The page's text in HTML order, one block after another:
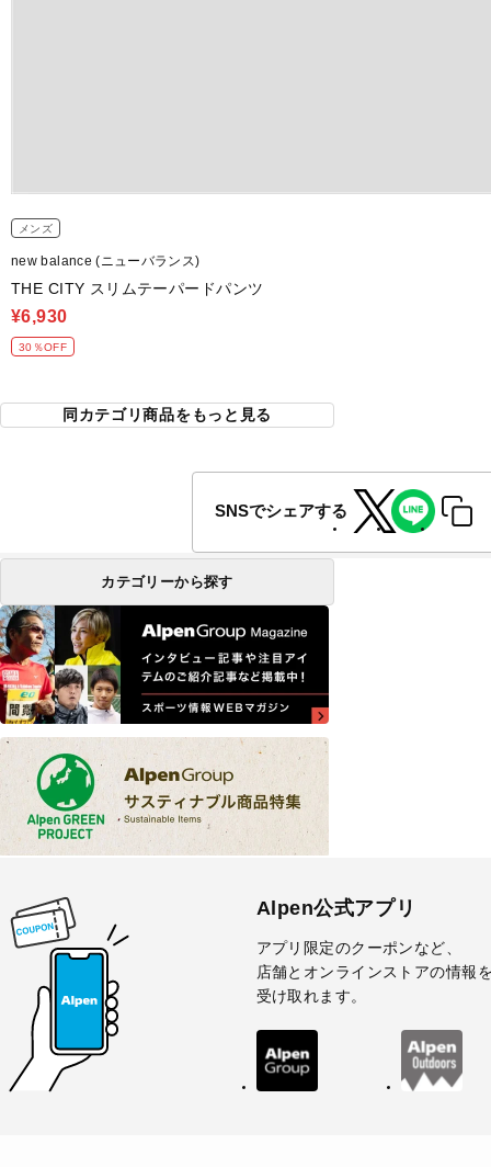
メンズ
new balance (ニューバランス)
THE CITY スリムテーパードパンツ
¥6,930
30％OFF
同カテゴリ商品をもっと見る
SNSでシェアする
カテゴリーから探す
Alpen公式アプリ
アプリ限定のクーポンなど、
店舗とオンラインストアの情報
受け取れます。